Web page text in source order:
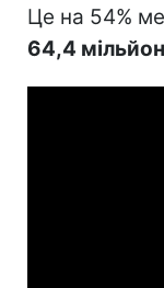
Це на 54%
64,4